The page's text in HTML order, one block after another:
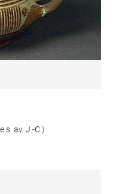
s. av. J.-C.)